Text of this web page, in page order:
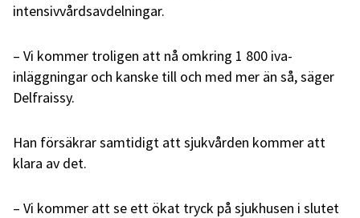
intensivvårdsavdelningar.
– Vi kommer troligen att nå omkring 1 800 iva-
inläggningar och kanske till och med mer än så, säger
Delfraissy.
Han försäkrar samtidigt att sjukvården kommer att
klara av det.
– Vi kommer att se ett ökat tryck på sjukhusen i slutet